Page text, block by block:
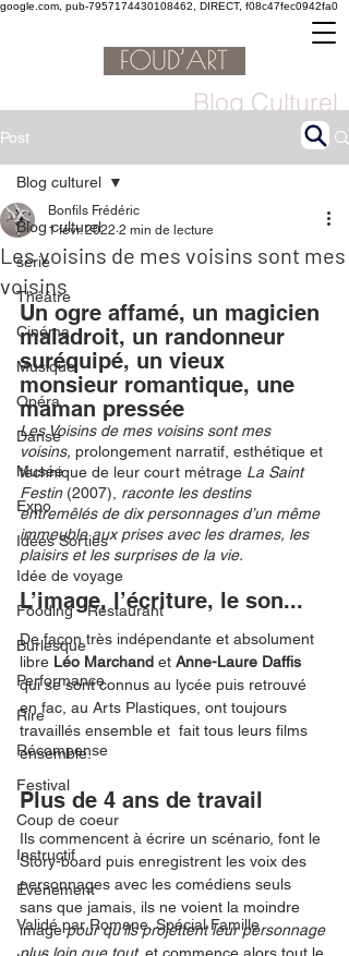
google.com, pub-7957174430108462, DIRECT, f08c47fec0942fa0
Blog Culturel
Post
Blog culturel
serie
Théâtre
Cinéma
Musique
Opéra
Danse
Musée
Expo
Idées Sorties
Idée de voyage
Fooding - Restaurant
Burlesque
Performance
Rire
Récompense
Festival
Coup de coeur
Instructif
Événement
Validé par Romane. Spécial Famille
Blog culturel
Les voisins de mes voisins sont mes
voisins
Bonfils Frédéric
1 févr. 2022 2 min de lecture
Un ogre affamé, un magicien
maladroit, un randonneur
suréquipé, un vieux
monsieur romantique, une
maman pressée
Les Voisins de mes voisins sont mes
voisins, prolongement narratif, esthétique et
technique de leur court métrage La Saint
Festin (2007), raconte les destins
entremêlés de dix personnages d’un même
immeuble aux prises avec les drames, les
plaisirs et les surprises de la vie.
L’image, l’écriture, le son...
De façon très indépendante et absolument
libre Léo Marchand et Anne-Laure Daffis
qui se sont connus au lycée puis retrouvé
en fac, au Arts Plastiques, ont toujours
travaillés ensemble et  fait tous leurs films
ensemble.
Plus de 4 ans de travail
Ils commencent à écrire un scénario, font le
Story-board puis enregistrent les voix des
personnages avec les comédiens seuls
sans que jamais, ils ne voient la moindre
image pour qu’ils projettent leur personnage